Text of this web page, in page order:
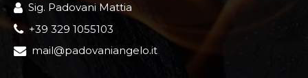
Sig. Padovani Mattia
+39 329 1055103
mail@padovaniangelo.it